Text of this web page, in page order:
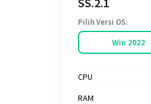
Pilih Versi OS:
Win 2022
CPU
RAM